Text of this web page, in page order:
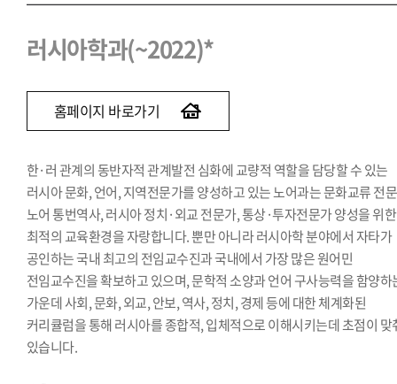
러시아학과(~2022)*
홈페이지 바로가기
한·러 관계의 동반자적 관계발전 심화에 교량적 역할을 담당할 수 있는
러시아 문화, 언어, 지역전문가를 양성하고 있는 노어과는 문화교류 전
노어 통번역사, 러시아 정치·외교 전문가, 통상·투자전문가 양성을 위한
최적의 교육환경을 자랑합니다. 뿐만 아니라 러시아학 분야에서 자타가
공인하는 국내 최고의 전임교수진과 국내에서 가장 많은 원어민
전임교수진을 확보하고 있으며, 문학적 소양과 언어 구사능력을 함양하
가운데 사회, 문화, 외교, 안보, 역사, 정치, 경제 등에 대한 체계화된
커리큘럼을 통해 러시아를 종합적, 입체적으로 이해시키는데 초점이 맞
있습니다.